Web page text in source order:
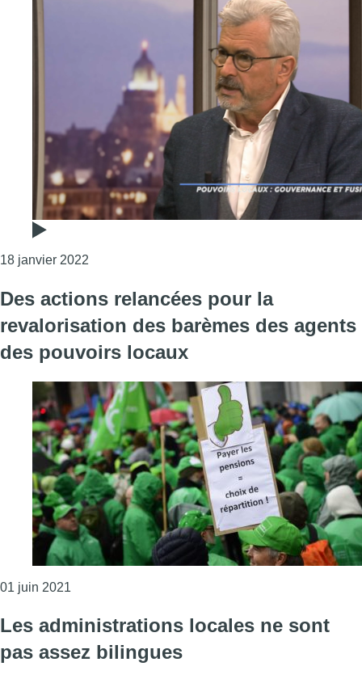
18 janvier 2022
Des actions relancées pour la
revalorisation des barèmes des agents
des pouvoirs locaux
01 juin 2021
Les administrations locales ne sont
pas assez bilingues